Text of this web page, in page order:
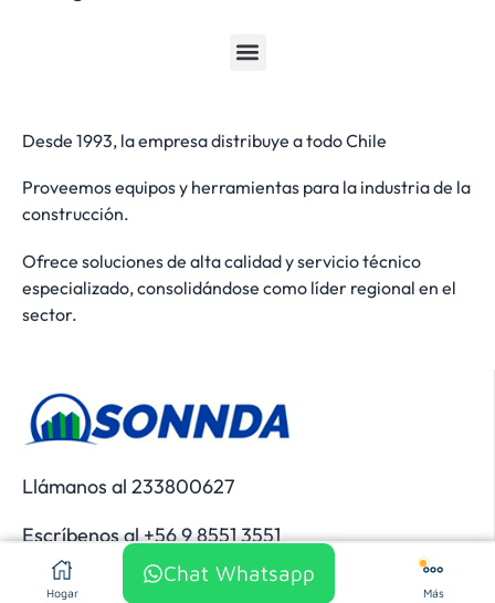
$1.181.000 Añadir Al Carrito
Hogar Más
Desde 1993, la empresa distribuye a todo Chile
Proveemos equipos y herramientas para la industria de la
construcción.
Ofrece soluciones de alta calidad y servicio técnico
especializado, consolidándose como líder regional en el
sector.
Llámanos al 233800627
Escríbenos al +56 9 8551 3551
NUEVO LOCALChat Whatsapp